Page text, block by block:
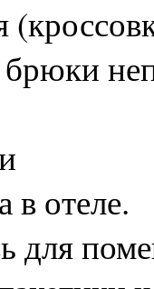
брюки
в отеле.
для